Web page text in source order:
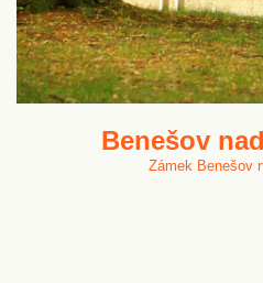
Benešov
Zámek Benešov